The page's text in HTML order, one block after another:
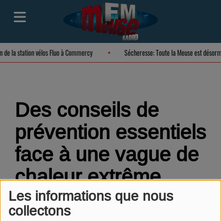
Les informations que nous
collectons
de la station vélos Fluo à Commercy Sécheresse: Toute la Meuse est
Des conseils de
prévention essentiels
face à une vague de
chaleur extrême